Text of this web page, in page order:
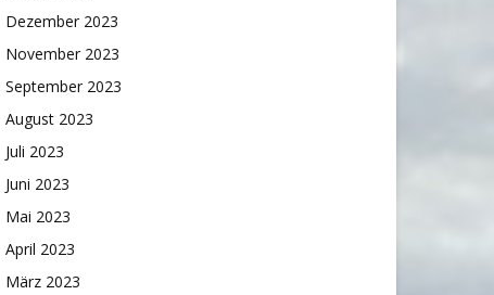
Dezember 2023
November 2023
September 2023
August 2023
Juli 2023
Juni 2023
Mai 2023
April 2023
März 2023